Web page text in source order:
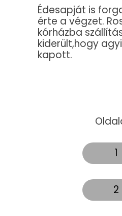
Édesapját is
érte a végzet.
kórházba
kiderült,hogy
kapott.
1
2